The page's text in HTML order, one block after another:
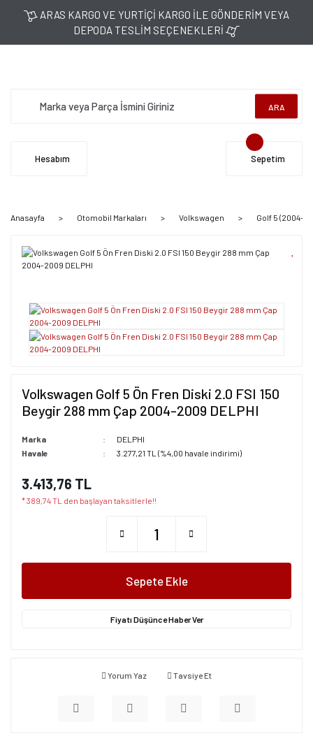
ARAS KARGO VE YURTİÇİ KARGO İLE GÖNDERİM VEYA
DEPODA TESLİM SEÇENEKLERİ
ARA
Hesabım Sepetim
Anasayfa Otomobil Markaları Volkswagen Golf 5 (2004-
Volkswagen Golf 5 Ön Fren Diski 2.0 FSI 150
Beygir 288 mm Çap 2004-2009 DELPHI
Marka
DELPHI
Havale
3.277,21 TL (%4,00 havale indirimi)
3.413,76 TL
* 389,74 TL den başlayan taksitlerle!!
Sepete Ekle
Fiyatı Düşünce Haber Ver
Yorum Yaz Tavsiye Et